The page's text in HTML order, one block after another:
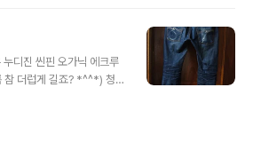
디진 씬핀 오가닉 에크루
참 더럽게 길죠? *^^*) 청바
두번째로 빨아보기로 해